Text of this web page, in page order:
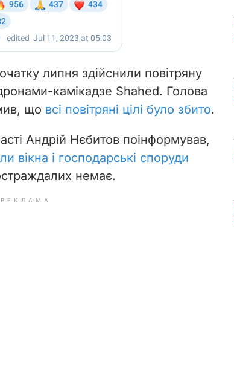
липня здійснили повітряну
камікадзе Shahed. Голова
що всі повітряні цілі було збито.
Андрій Нєбитов поінформував,
вікна і господарські споруди
немає.
РЕКЛАМА